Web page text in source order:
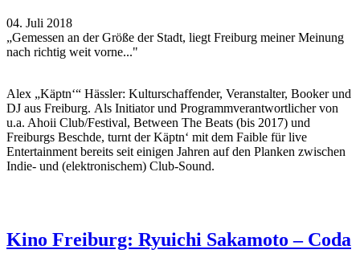
04. Juli 2018
„Gemessen an der Größe der Stadt, liegt Freiburg meiner Meinung
nach richtig weit vorne..."
Alex „Käptn‘“ Hässler: Kulturschaffender, Veranstalter, Booker und
DJ aus Freiburg. Als Initiator und Programmverantwortlicher von
u.a. Ahoii Club/Festival, Between The Beats (bis 2017) und
Freiburgs Beschde, turnt der Käptn‘ mit dem Faible für live
Entertainment bereits seit einigen Jahren auf den Planken zwischen
Indie- und (elektronischem) Club-Sound.
Kino Freiburg: Ryuichi Sakamoto – Coda